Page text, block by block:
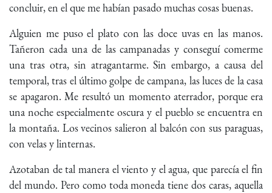
concluir, en el que me habían pasado muchas cosas buenas.
Alguien me puso el plato con las doce uvas en las manos.
Tañeron cada una de las campanadas y conseguí comerme
una tras otra, sin atragantarme. Sin embargo, a causa del
temporal, tras el último golpe de campana, las luces de la casa
se apagaron. Me resultó un momento aterrador, porque era
una noche especialmente oscura y el pueblo se encuentra en
la montaña. Los vecinos salieron al balcón con sus paraguas,
con velas y linternas.
Azotaban de tal manera el viento y el agua, que parecía el fin
del mundo. Pero como toda moneda tiene dos caras, aquella